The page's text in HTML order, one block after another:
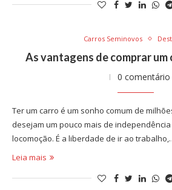
Carros Seminovos
As vantagens de comprar um
0 comentário
Ter um carro é um sonho comum de
desejam um pouco mais de
locomoção. É a liberdade de ir ao
Leia mais